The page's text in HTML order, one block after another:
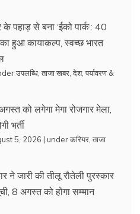
पहाड़ से बना ‘ईको पार्क’: 40
हुआ कायाकल्प, स्वच्छ भारत
उपलब्धि ताजा खबर देश, पर्यावरण &
को लगेगा मेगा रोजगार मेला,
भर्ती
5, 2026 | underकरियर ताजा
ने जारी की तीलू रौतेली पुरस्कार
8 अगस्त को होगा सम्मान